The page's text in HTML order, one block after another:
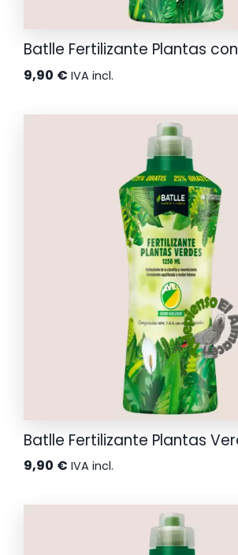
Batlle Fertilizante Plantas
9,90 € IVA incl.
Batlle Fertilizante Plantas
9,90 € IVA incl.